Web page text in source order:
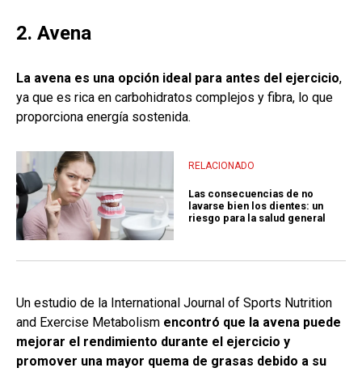
2. Avena
La avena es una opción ideal para antes del ejercicio,
ya que es rica en carbohidratos complejos y fibra, lo que
proporciona energía sostenida.
RELACIONADO
Las consecuencias de no
lavarse bien los dientes: un
riesgo para la salud general
Un estudio de la International Journal of Sports Nutrition
and Exercise Metabolism encontró que la avena puede
mejorar el rendimiento durante el ejercicio y
promover una mayor quema de grasas debido a su